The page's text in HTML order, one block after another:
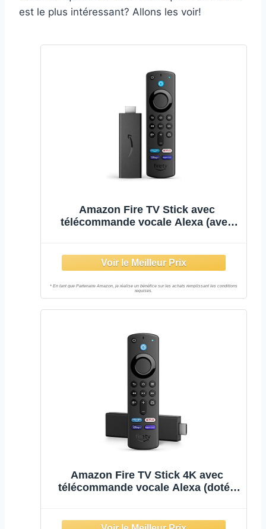
est le plus intéressant? Allons les voir!
Amazon Fire TV Stick avec
télécommande vocale Alexa (avec
Amazon Fire TV Stick 4K avec
télécommande vocale Alexa (dotée